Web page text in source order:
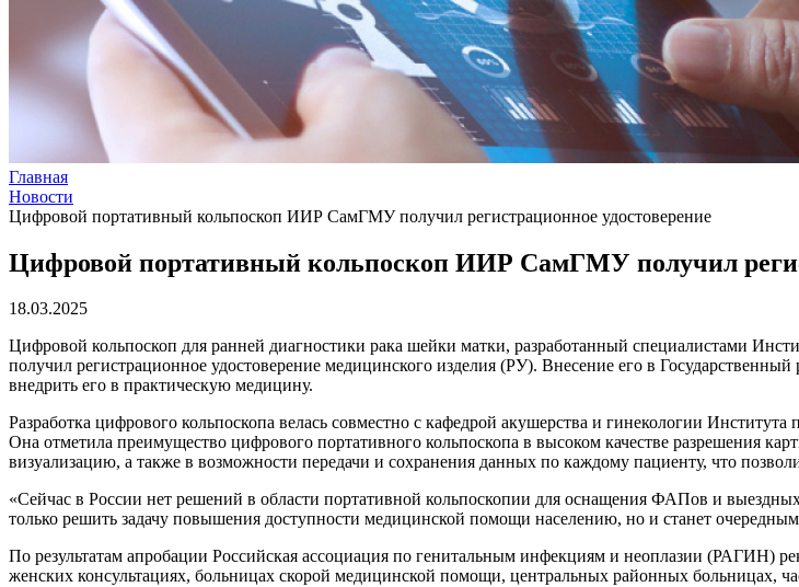
Главная
Новости
Цифровой портативный кольпоскоп ИИР СамГМУ получил регистрационное удостоверение
Цифровой портативный кольпоскоп ИИР СамГМУ получил
18.03.2025
Цифровой кольпоскоп для ранней диагностики рака шейки матки, разработанный специалистами
получил регистрационное удостоверение медицинского изделия (РУ). Внесение его в
внедрить его в практическую медицину.
Разработка цифрового кольпоскопа велась совместно с кафедрой акушерства и гинекологии
Она отметила преимущество цифрового портативного кольпоскопа в высоком качестве разрешения
визуализацию, а также в возможности передачи и сохранения данных по каждому пациенту, что
«Сейчас в России нет решений в области портативной кольпоскопии для оснащения ФАПов и
только решить задачу повышения доступности медицинской помощи населению, но и станет
По результатам апробации Российская ассоциация по генитальным инфекциям и неоплазии
женских консультациях, больницах скорой медицинской помощи, центральных районных больницах,